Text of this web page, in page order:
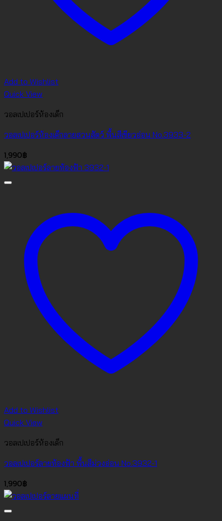
Add to Wishlist
Quick View
วอลเปเปอร์ห้องเด็ก
วอลเปเปอร์ห้องเด็กลายสวนสัตว์ พื้นสีเขียวอ่อน No.3933-2
1,990฿
Add to Wishlist
Quick View
วอลเปเปอร์ห้องเด็ก
วอลเปเปอร์ลายท้องฟ้า พื้นสีม่วงอ่อน No.3932-1
1,990฿